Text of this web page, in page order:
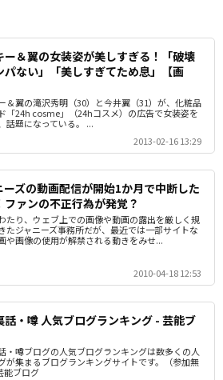
ー＆翼の女装姿が美しすぎる！「破壊
パない」「美しすぎてため息」【画
＆翼の滝沢秀明（30）と今井翼（31）が、化粧品
「24h cosme」（24hコスメ）の広告で女装姿を
話題になっている。 ...
2013-02-16 13:29
ーズの動画配信が開始1か月で中断した
ファンの不正行為が発覚？
たり、ウェブ上での画像や動画の露出を厳しく規
たジャニーズ事務所だが、最近では一部サイトな
や画像の使用が解禁される動きをみせ...
2010-04-18 12:53
話・噂 人気ブログランキング - 芸能ブ
・噂ブログの人気ブログランキングは数多くの人
が集まるブログランキングサイトです。（参加無
能ブログ